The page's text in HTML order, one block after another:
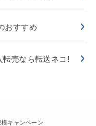
おすすめ
売なら転送ネコ!
キャンペーン